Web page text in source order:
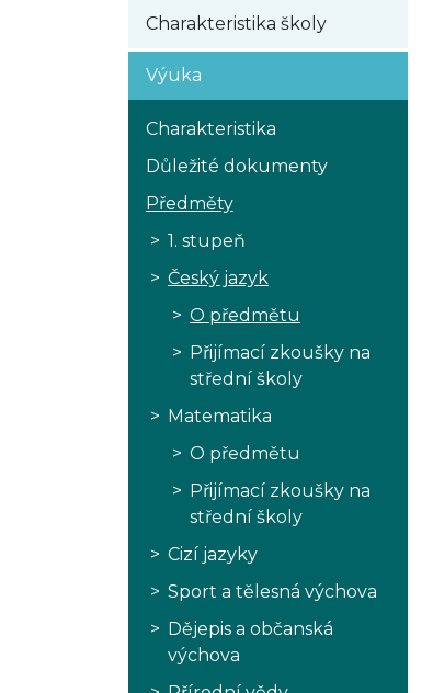
Charakteristika školy
Výuka
Charakteristika
Důležité dokumenty
Předměty
1. stupeň
Český jazyk
O předmětu
Přijímací zkoušky na
střední školy
Matematika
O předmětu
Přijímací zkoušky na
střední školy
Cizí jazyky
Sport a tělesná výchova
Dějepis a občanská
výchova